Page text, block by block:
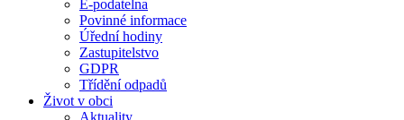
E-podatelna
Povinné informace
Úřední hodiny
Zastupitelstvo
GDPR
Třídění odpadů
Život v obci
Aktuality